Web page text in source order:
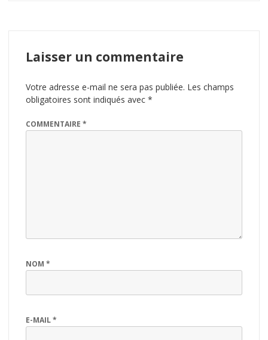
Laisser un commentaire
Votre adresse e-mail ne sera pas publiée. Les champs
obligatoires sont indiqués avec *
COMMENTAIRE *
NOM *
E-MAIL*